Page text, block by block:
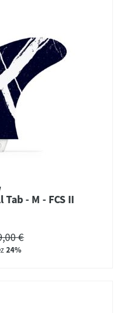
- M - FCS II
€
24%